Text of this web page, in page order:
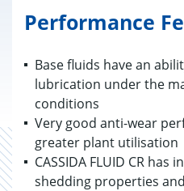
Performance
Base fluids have an
lubrication under the
conditions
Very good anti-wear
greater plant utilisation
CASSIDA FLUID CR
shedding properties